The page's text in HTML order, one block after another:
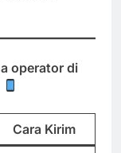
operator di
Cara Kirim